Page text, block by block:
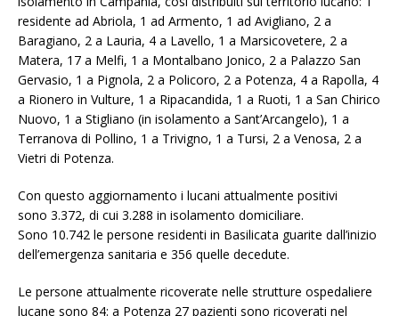
residente ad Abriola, 1 ad Armento, 1 ad Avigliano, 2 a
Baragiano, 2 a Lauria, 4 a Lavello, 1 a Marsicovetere, 2 a
Matera, 17 a Melfi, 1 a Montalbano Jonico, 2 a Palazzo San
Gervasio, 1 a Pignola, 2 a Policoro, 2 a Potenza, 4 a Rapolla, 4
a Rionero in Vulture, 1 a Ripacandida, 1 a Ruoti, 1 a San Chirico
Nuovo, 1 a Stigliano (in isolamento a Sant’Arcangelo), 1 a
Terranova di Pollino, 1 a Trivigno, 1 a Tursi, 2 a Venosa, 2 a
Vietri di Potenza.
Con questo aggiornamento i lucani attualmente positivi
sono 3.372, di cui 3.288 in isolamento domiciliare.
Sono 10.742 le persone residenti in Basilicata guarite dall’inizio
dell’emergenza sanitaria e 356 quelle decedute.
Le persone attualmente ricoverate nelle strutture ospedaliere
lucane sono 84: a Potenza 27 pazienti sono ricoverati nel